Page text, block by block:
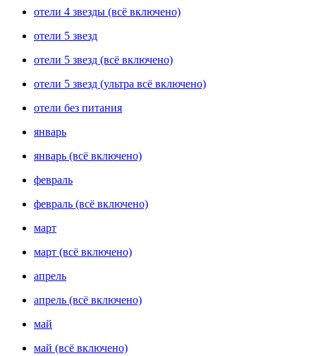
отели 4 звезды (всё включено)
отели 5 звезд
отели 5 звезд (всё включено)
отели 5 звезд (ультра всё включено)
отели без питания
январь
январь (всё включено)
февраль
февраль (всё включено)
март
март (всё включено)
апрель
апрель (всё включено)
май
май (всё включено)